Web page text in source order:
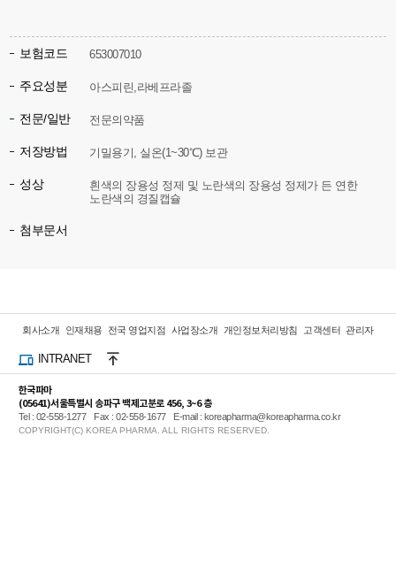
보험코드 653007010
주요성분 아스피린,라베프라졸
전문/일반 전문의약품
저장방법 기밀용기, 실온(1~30℃) 보관
성상
흰색의 장용성 정제 및 노란색의 장용성 정제가 든 연한
노란색의 경질캡슐
첨부문서
회사소개 인재채용 전국 영업지점 사업장소개 개인정보처리방침 고객센터 관리자
INTRANET
한국파마
(05641)서울특별시 송파구 백제고분로 456, 3~6 층
Tel : 02-558-1277 Fax : 02-558-1677 E-mail : koreapharma@koreapharma.co.kr
COPYRIGHT(C) KOREA PHARMA. ALL RIGHTS RESERVED.